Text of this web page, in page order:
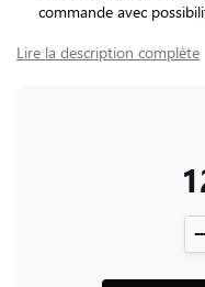
commande avec
Lire la description complète